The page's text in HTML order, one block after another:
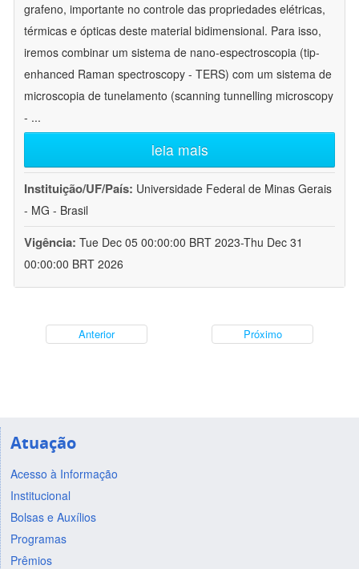
grafeno, importante no controle das propriedades elétricas,
térmicas e ópticas deste material bidimensional. Para isso,
iremos combinar um sistema de nano-espectroscopia (tip-
enhanced Raman spectroscopy - TERS) com um sistema de
microscopia de tunelamento (scanning tunnelling microscopy
- ...
leia mais
Instituição/UF/País: Universidade Federal de Minas Gerais
- MG - Brasil
Vigência: Tue Dec 05 00:00:00 BRT 2023-Thu Dec 31
00:00:00 BRT 2026
Anterior Próximo
Atuação
Acesso à Informação
Institucional
Bolsas e Auxílios
Programas
Prêmios